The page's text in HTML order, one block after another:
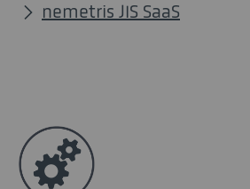
nemetris JIS SaaS